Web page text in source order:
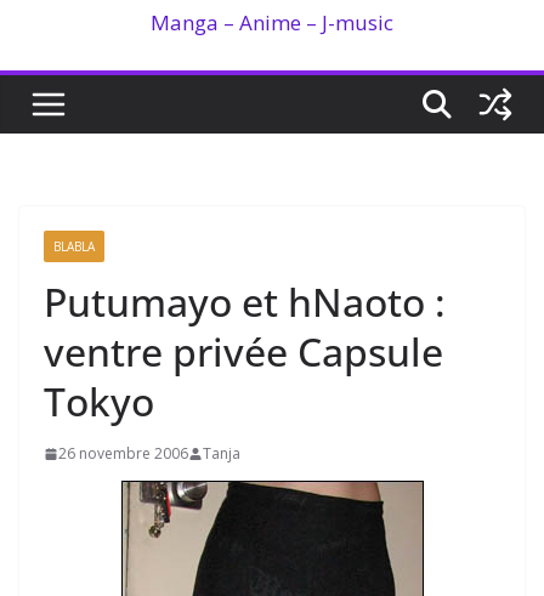
Manga – Anime – J-music
BLABLA
Putumayo et hNaoto :
ventre privée Capsule
Tokyo
26 novembre 2006 Tanja